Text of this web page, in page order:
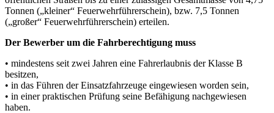
Tonnen („kleiner“ Feuerwehrführerschein), bzw. 7,5 Tonnen
(„großer“ Feuerwehrführerschein) erteilen.
Der Bewerber um die Fahrberechtigung muss
• mindestens seit zwei Jahren eine Fahrerlaubnis der Klasse B
besitzen,
• in das Führen der Einsatzfahrzeuge eingewiesen worden sein,
• in einer praktischen Prüfung seine Befähigung nachgewiesen
haben.